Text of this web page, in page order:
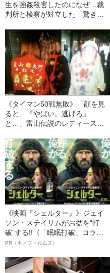
生を強姦殺害したのになぜ…裁
判所と検察が対立した「驚きの
《タイマン50戦無敗》「顔を見
ると、『やばい。逃げろ』
と…」富山伝説のレディース初
ー制圧と朝までのバイク暴走
《映画『シェルター』》ジェイ
ソン・ステイサムがお盆を“打
破”する!!《「眠眠打破」コラ
ボ》
PR（キノフィルムズ）